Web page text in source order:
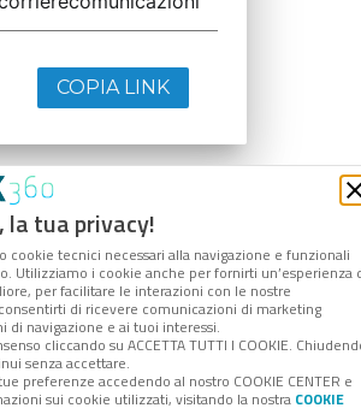
tua privacy!
cookie tecnici necessari alla navigazione e funzionali
Utilizziamo i cookie anche per fornirti un’esperienza
per facilitare le interazioni con le nostre
di ricevere comunicazioni di marketing
di navigazione e ai tuoi interessi.
cliccando su ACCETTA TUTTI I COOKIE.
senza accettare.
preferenze accedendo al nostro COOKIE CENTER e
sui cookie utilizzati, visitando la nostra COOKIE
COPIA LINK